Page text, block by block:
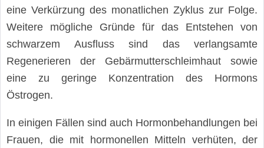
eine Verkürzung des monatlichen Zyklus zur Folge.
Weitere mögliche Gründe für das Entstehen von
schwarzem Ausfluss sind das verlangsamte
Regenerieren der Gebärmutterschleimhaut sowie
eine zu geringe Konzentration des Hormons
Östrogen.
In einigen Fällen sind auch Hormonbehandlungen bei
Frauen, die mit hormonellen Mitteln verhüten, der